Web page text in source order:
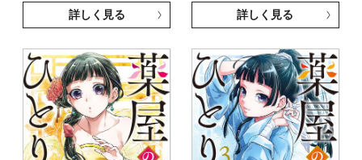
詳しく見る 詳しく見る